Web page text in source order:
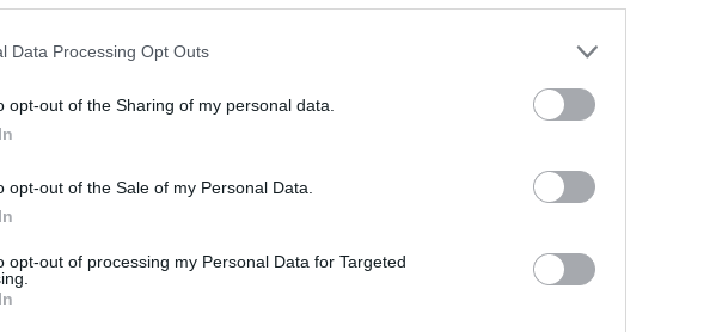
Data Processing Opt Outs
opt-out of the Sharing of my personal data.
opt-out of the Sale of my Personal Data.
opt-out of processing my Personal Data for Targeted
συμπωματικά, την ώρα που "έσκασε" η
τις φορολογικές υπηρεσίες
έλεγχοι για
και οι συνήθεις επιτόπιοι έλεγχοι σε